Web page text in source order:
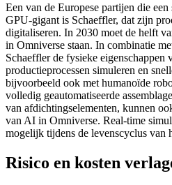
Een van de Europese partijen die
GPU-gigant is Schaeffler, dat zijn
digitaliseren. In 2030 moet de helft
in Omniverse staan. In combinatie
Schaeffler de fysieke eigenschappen
productieprocessen simuleren en
bijvoorbeeld ook met humanoïde
volledig geautomatiseerde
van afdichtingselementen, kunnen
van AI in Omniverse. Real-time
mogelijk tijdens de levenscyclus van
Risico en kosten